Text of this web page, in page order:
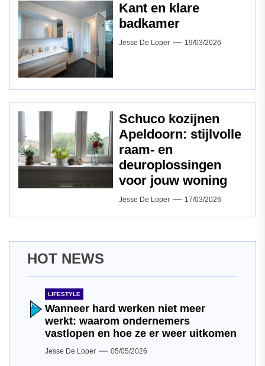
Kant en klare
badkamer
Jesse De Loper 19/03/2026
Schuco kozijnen
Apeldoorn: stijlvolle
raam‑ en
deuroplossingen
voor jouw woning
Jesse De Loper 17/03/2026
HOT NEWS
LIFESTYLE
Wanneer hard werken niet meer
werkt: waarom ondernemers
vastlopen en hoe ze er weer uitkomen
Jesse De Loper 05/05/2026